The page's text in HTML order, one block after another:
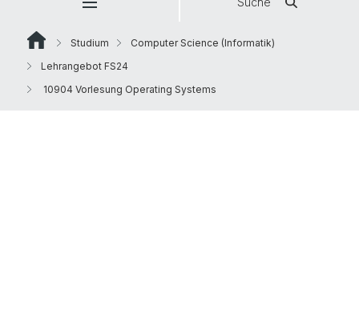
Studium
Computer Science (Informatik)
Lehrangebot FS24
10904 Vorlesung Operating Systems